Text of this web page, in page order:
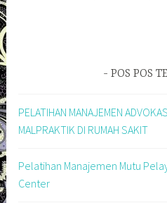
POS POS
PELATIHAN MANAJEMEN
MALPRAKTIK DI RUMAH SAKIT
Pelatihan Manajemen Mutu
Center